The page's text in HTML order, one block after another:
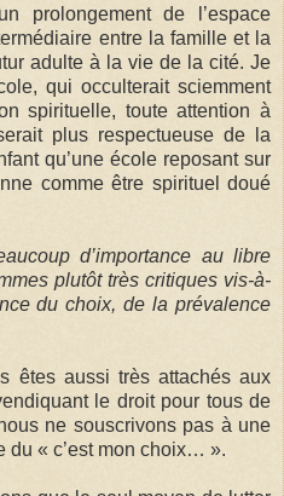
prolongement de l’espace
entre la famille et la
adulte à la vie de la cité. Je
qui occulterait sciemment
spirituelle, toute attention à
plus respectueuse de la
qu’une école reposant sur
comme être spirituel doué
d’importance au libre
plutôt très critiques vis-à-
du choix, de la prévalence
êtes aussi très attachés aux
le droit pour tous de
ne souscrivons pas à une
du « c’est mon choix… ».